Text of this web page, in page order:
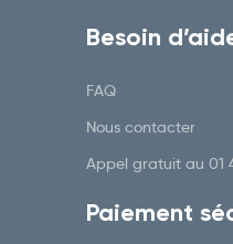
Besoin
FAQ
Nous contacter
Appel gratuit au 01
Paiement